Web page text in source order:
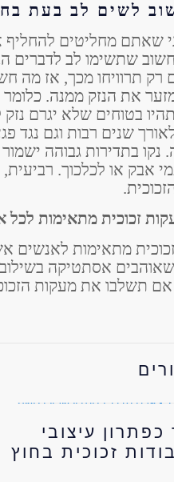
לשים לב בעת
שאתם מחליטים
שתשימו לב לדברים
רק תרוויחו מכך, אז מה
את הנזק ממנה.
בטוחים שלא יגרם
שנים רבות וגם נגד
נקו בתדירות גבוהה
אבק או לכלכוך. רביעית,
זכוכית מתאימות לכל
מתאימות לאנשים
אסתטיקה
תשלבו את מעקות
עיצובי
זכוכית בחוץ